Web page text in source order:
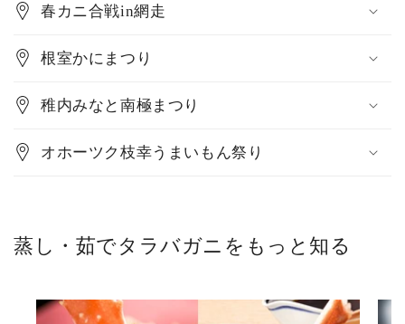
春カニ合戦in網走
根室かにまつり
稚内みなと南極まつり
オホーツク枝幸うまいもん祭り
蒸し・茹でタラバガニをもっと知る